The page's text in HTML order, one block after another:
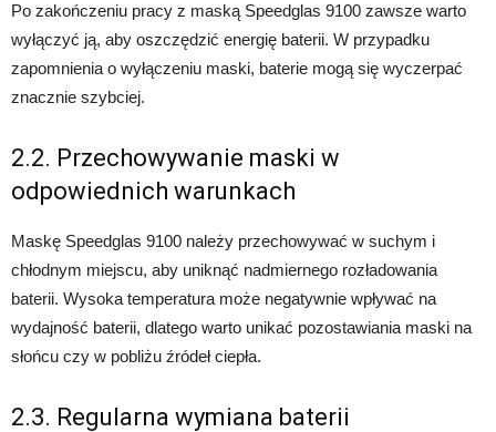
Po zakończeniu pracy z maską Speedglas 9100 zawsze warto
wyłączyć ją, aby oszczędzić energię baterii. W przypadku
zapomnienia o wyłączeniu maski, baterie mogą się wyczerpać
znacznie szybciej.
2.2. Przechowywanie maski w
odpowiednich warunkach
Maskę Speedglas 9100 należy przechowywać w suchym i
chłodnym miejscu, aby uniknąć nadmiernego rozładowania
baterii. Wysoka temperatura może negatywnie wpływać na
wydajność baterii, dlatego warto unikać pozostawiania maski na
słońcu czy w pobliżu źródeł ciepła.
2.3. Regularna wymiana baterii